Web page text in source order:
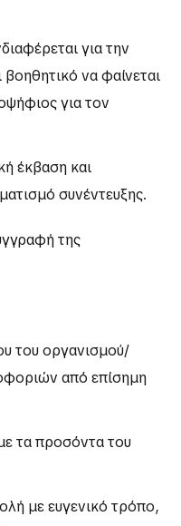
για την
βοηθητικό να φαίνεται
για τον
έκβαση και
συνέντευξης.
της
του οργανισμού/
από επίσημη
τα προσόντα του
με ευγενικό τρόπο,